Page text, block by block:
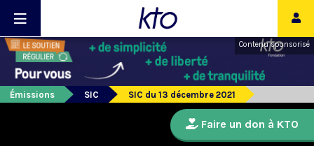
Contenu sponsorisé
Émissions SIC SIC du 13 décembre 2021
Faire un don à KTO